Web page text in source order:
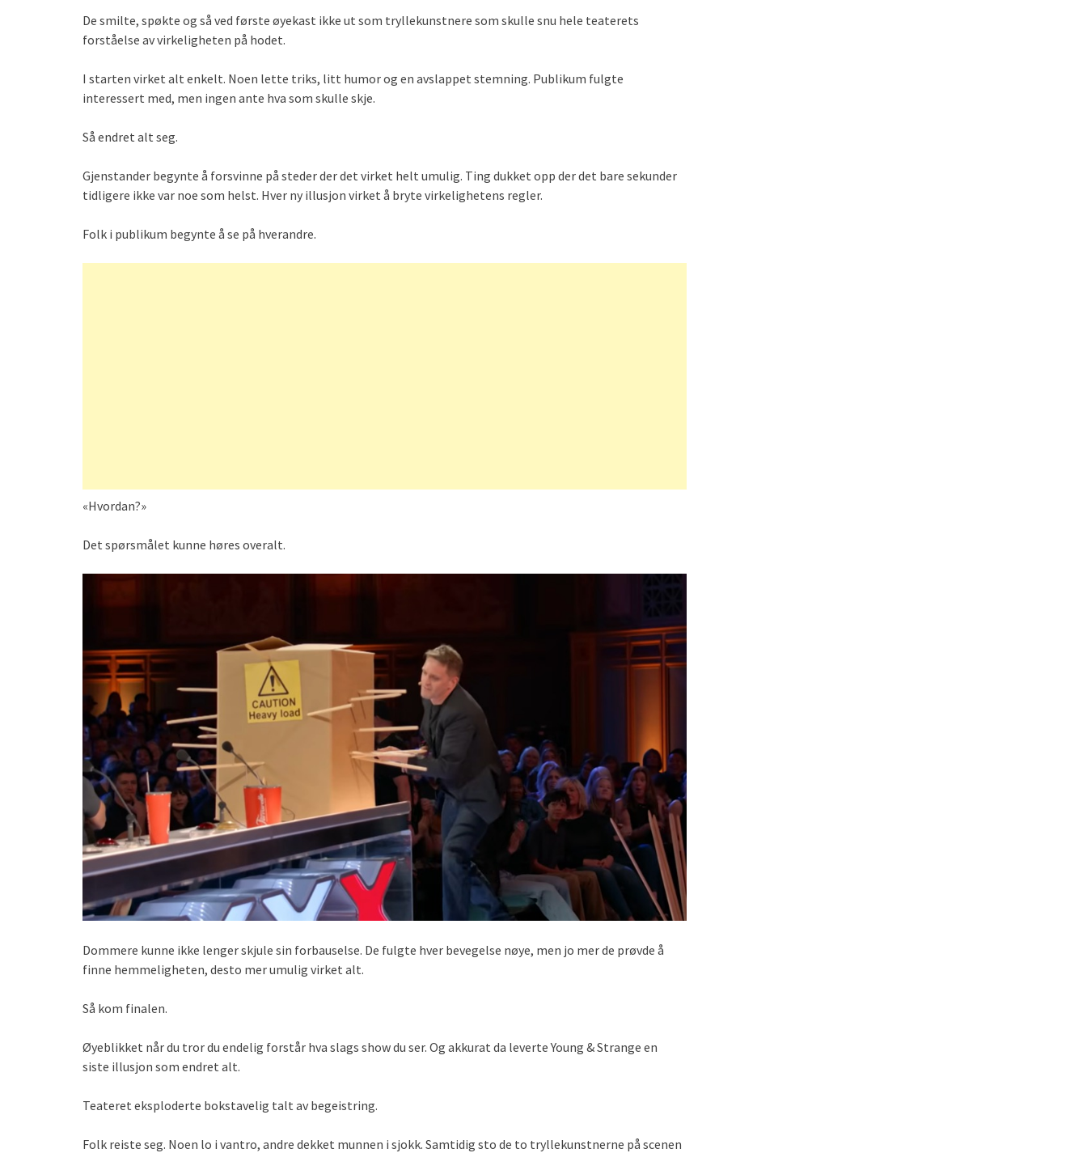
De smilte, spøkte og så ved første øyekast ikke ut som tryllekunstnere som skulle snu hele teaterets
forståelse av virkeligheten på hodet.
I starten virket alt enkelt. Noen lette triks, litt humor og en avslappet stemning. Publikum fulgte
interessert med, men ingen ante hva som skulle skje.
Så endret alt seg.
Gjenstander begynte å forsvinne på steder der det virket helt umulig. Ting dukket opp der det bare sekunder
tidligere ikke var noe som helst. Hver ny illusjon virket å bryte virkelighetens regler.
Folk i publikum begynte å se på hverandre.
«Hvordan?»
Det spørsmålet kunne høres overalt.
Dommere kunne ikke lenger skjule sin forbauselse. De fulgte hver bevegelse nøye, men jo mer de prøvde å
finne hemmeligheten, desto mer umulig virket alt.
Så kom finalen.
Øyeblikket når du tror du endelig forstår hva slags show du ser. Og akkurat da leverte Young & Strange en
siste illusjon som endret alt.
Teateret eksploderte bokstavelig talt av begeistring.
Folk reiste seg. Noen lo i vantro, andre dekket munnen i sjokk. Samtidig sto de to tryllekunstnerne på scenen